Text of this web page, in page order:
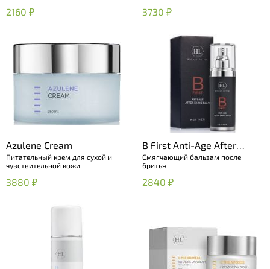
2160 ₽ 3730 ₽
Azulene Cream
Питательный крем для сухой и
чувствительной кожи
3880 ₽
B First Anti-Age After
Shave Balm
Смягчающий бальзам после
бритья
2840 ₽